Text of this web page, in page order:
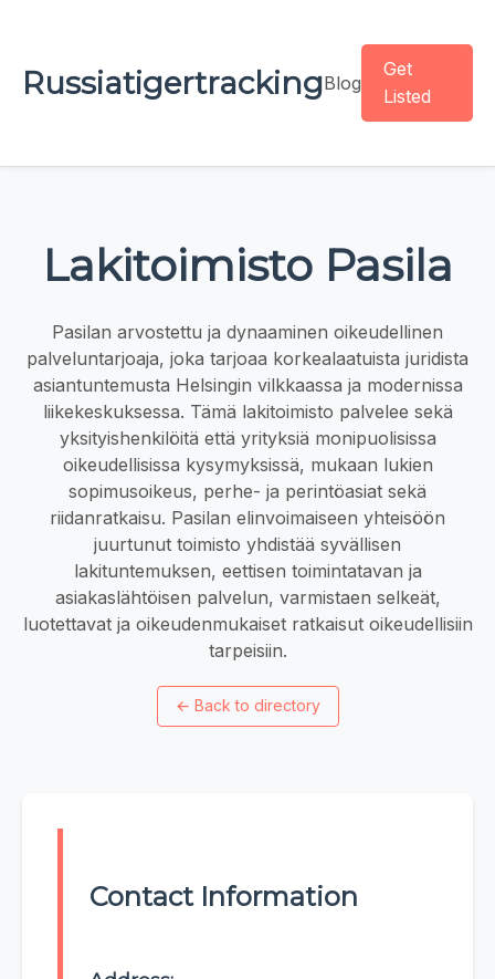
RussiatigertrackingBlog
Get
Listed
Lakitoimisto Pasila
Pasilan arvostettu ja dynaaminen oikeudellinen
palveluntarjoaja, joka tarjoaa korkealaatuista juridista
asiantuntemusta Helsingin vilkkaassa ja modernissa
liikekeskuksessa. Tämä lakitoimisto palvelee sekä
yksityishenkilöitä että yrityksiä monipuolisissa
oikeudellisissa kysymyksissä, mukaan lukien
sopimusoikeus, perhe- ja perintöasiat sekä
riidanratkaisu. Pasilan elinvoimaiseen yhteisöön
juurtunut toimisto yhdistää syvällisen
lakituntemuksen, eettisen toimintatavan ja
asiakaslähtöisen palvelun, varmistaen selkeät,
luotettavat ja oikeudenmukaiset ratkaisut oikeudellisiin
tarpeisiin.
← Back to directory
Contact Information